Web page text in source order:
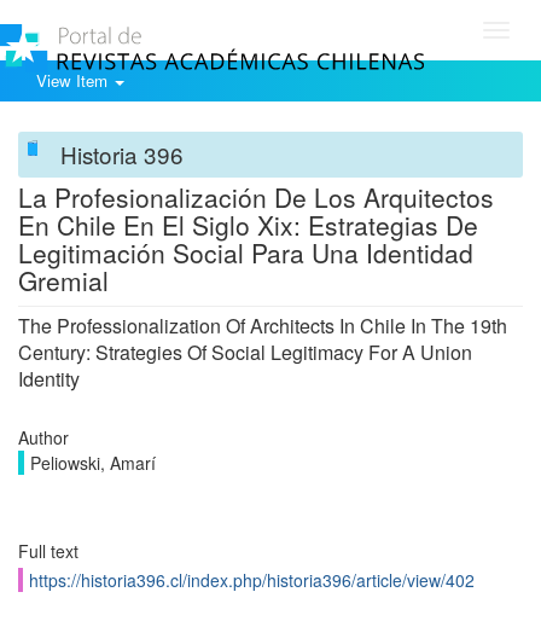
View Item
Historia 396
La Profesionalización De Los Arquitectos
En Chile En El Siglo Xix: Estrategias De
Legitimación Social Para Una Identidad
Gremial
The Professionalization Of Architects In Chile In The 19th
Century: Strategies Of Social Legitimacy For A Union
Identity
Author
Peliowski, Amarí
Full text
https://historia396.cl/index.php/historia396/article/view/402